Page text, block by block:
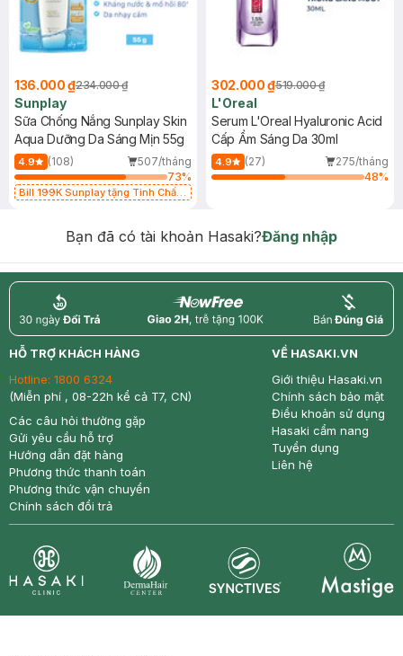
136.000 ₫234.000 ₫
Sunplay
Sữa Chống Nắng Sunplay Skin
Aqua Dưỡng Da Sáng Mịn 55g
4.9 (108)
507/tháng
73%
Bill 199K Sunplay tặng Tinh Chất
302.000 ₫519.000 ₫
L'Oreal
Serum L'Oreal Hyaluronic Acid
Cấp Ẩm Sáng Da 30ml
4.9 (27)
275/tháng
48%
Bạn đã có tài khoản Hasaki?Đăng nhập
return nowfree price
HỖ TRỢ KHÁCH HÀNG
Hotline: 1800 6324
(Miễn phí , 08-22h kể cả T7, CN)
Các câu hỏi thường gặp
Gửi yêu cầu hỗ trợ
Hướng dẫn đặt hàng
Phương thức thanh toán
Phương thức vận chuyển
Chính sách đổi trả
VỀ HASAKI.VN
Giới thiệu Hasaki.vn
Chính sách bảo mật
Điều khoản sử dụng
Hasaki cẩm nang
Tuyển dụng
Liên hệ